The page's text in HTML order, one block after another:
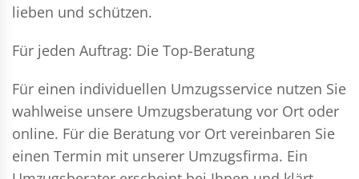
lieben und schützen.
Für jeden Auftrag: Die Top-Beratung
Für einen individuellen Umzugsservice nutzen Sie
wahlweise unsere Umzugsberatung vor Ort oder
online. Für die Beratung vor Ort vereinbaren Sie
einen Termin mit unserer Umzugsfirma. Ein